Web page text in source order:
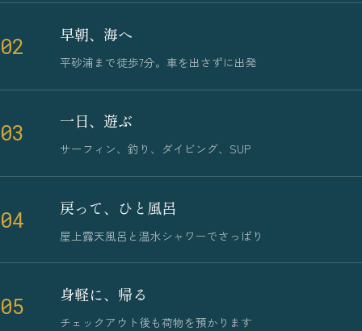
02 早朝、海へ
平砂浦まで徒歩7分。車を出さずに出発
03 一日、遊ぶ
サーフィン、釣り、ダイビング、SUP
04 戻って、ひと風呂
屋上露天風呂と温水シャワーでさっぱり
05 身軽に、帰る
チェックアウト後も荷物を預かります